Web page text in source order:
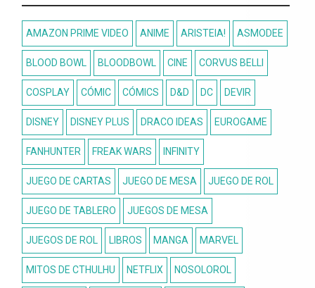
AMAZON PRIME VIDEO ANIME ARISTEIA! ASMODEE
BLOOD BOWL BLOODBOWL CINE CORVUS BELLI
COSPLAY CÓMIC CÓMICS D&D DC DEVIR
DISNEY DISNEY PLUS DRACO IDEAS EUROGAME
FANHUNTER FREAK WARS INFINITY
JUEGO DE CARTAS JUEGO DE MESA JUEGO DE ROL
JUEGO DE TABLERO JUEGOS DE MESA
JUEGOS DE ROL LIBROS MANGA MARVEL
MITOS DE CTHULHU NETFLIX NOSOLOROL